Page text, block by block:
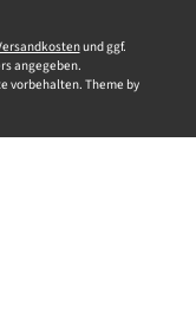
und ggf.
angegeben.
vorbehalten. Theme by